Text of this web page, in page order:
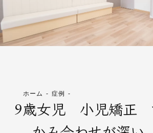
ホーム 症例
9歳女児 小児矯正